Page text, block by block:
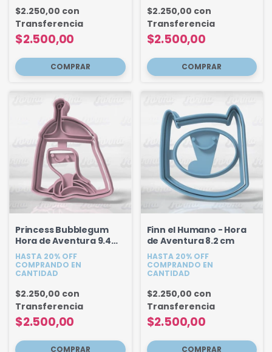
$2.500,00
$2.250,00 con
Transferencia
$2.500,00
$2.250,00 con
Transferencia
Princess Bubblegum
Hora de Aventura 9.4
cm
HASTA 20% OFF
COMPRANDO EN
CANTIDAD
$2.500,00
$2.250,00 con
Transferencia
Finn el Humano - Hora
de Aventura 8.2 cm
HASTA 20% OFF
COMPRANDO EN
CANTIDAD
$2.500,00
$2.250,00 con
Transferencia